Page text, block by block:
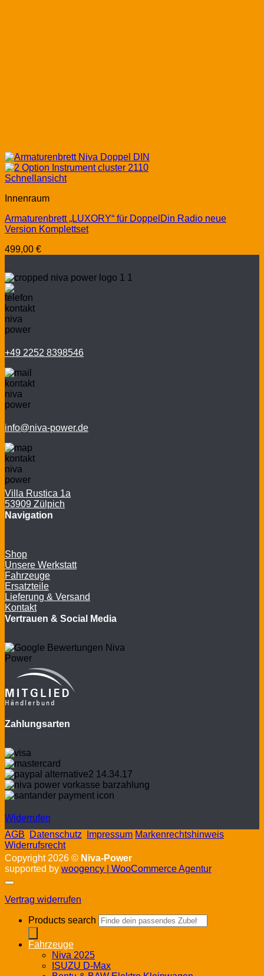
Schnellansicht
Innenraum
Armaturenbrett „LUXORY“ für DoppelDin Radio neue
Version Komplettset
499,00 €
+49 2252 8398546
info@niva-power.de
Villa Rustica 1a
53909 Zülpich
Navigation
Shop
Unsere Werkstatt
Fahrzeuge
Ersatzteile
Lieferung & Versand
Kontakt
Vertrauen & Social Media
Zahlungsarten
Widerrufen
AGB
Datenschutz Impressum Markenrechtshinweis
Widerrufsrecht
Copyright 2026 © Niva-Power
supported by woogency | WooCommerce Agentur
Vertrag widerrufen
Products search
Fahrzeuge
Niva 2025
ISUZU D-Max